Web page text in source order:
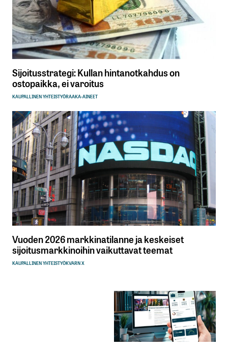
Sijoitusstrategi: Kullan hintanotkahdus on
ostopaikka, ei varoitus
KAUPALLINEN YHTEISTYÖRAAKA-AINEET
Vuoden 2026 markkinatilanne ja keskeiset
sijoitusmarkkinoihin vaikuttavat teemat
KAUPALLINEN YHTEISTYÖKVARN X